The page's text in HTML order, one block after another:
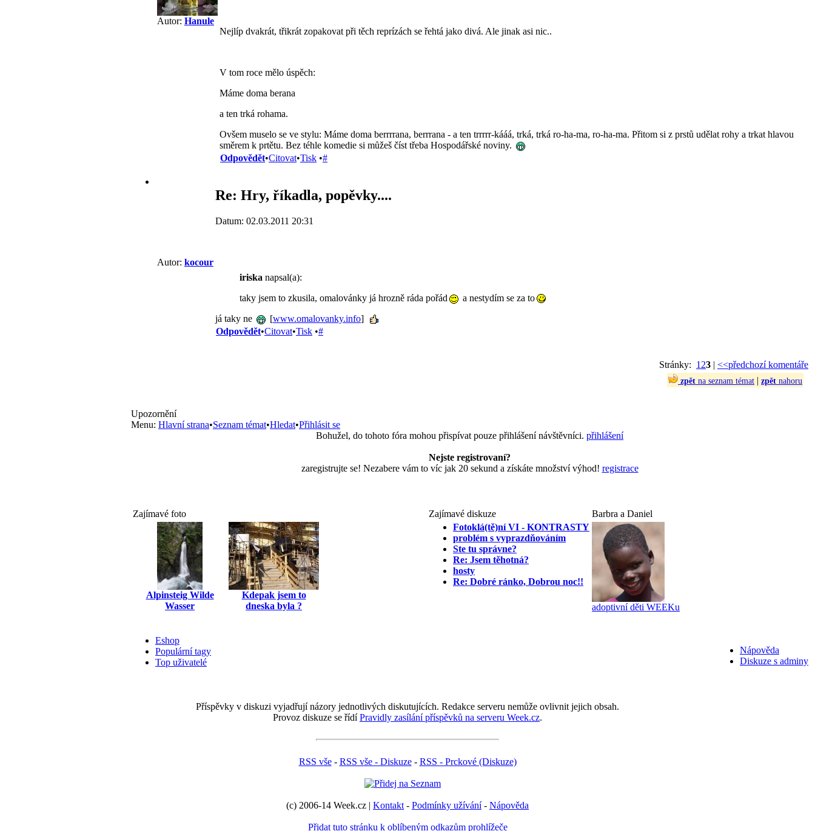
Autor: Hanule
Nejlíp dvakrát, třikrát zopakovat při těch reprízách se řehtá jako divá. Ale jinak asi nic..
V tom roce mělo úspěch:
Máme doma berana
a ten trká rohama.
Ovšem muselo se ve stylu: Máme doma berrrrana, berrrana - a ten trrrrr-kááá, trká, trká ro-ha-ma, ro-ha-ma. Přitom si z prstů udělat rohy a trkat hlavou
směrem k prtětu. Bez téhle komedie si můžeš číst třeba Hospodářské noviny.
Odpovědět•Citovat•Tisk •#
Autor: kocour
Re: Hry, říkadla, popěvky....
Datum: 02.03.2011 20:31
iriska napsal(a):
taky jsem to zkusila, omalovánky já hrozně ráda pořád
a nestydím se za to
já taky ne
[www.omalovanky.info]
Odpovědět•Citovat•Tisk •#
Stránky: 1 23 | <<předchozí komentáře
zpět na seznam témat | zpět nahoru
Upozornění
Menu: Hlavní strana•Seznam témat•Hledat•Přihlásit se
Bohužel, do tohoto fóra mohou přispívat pouze přihlášení návštěvníci. přihlášení
Nejste registrovaní?
zaregistrujte se! Nezabere vám to víc jak 20 sekund a získáte množství výhod! registrace
Zajímavé foto Zajímavé diskuze Barbra a Daniel
Alpinsteig Wilde
Wasser
Kdepak jsem to
dneska byla ?
Fotoklá(tě)ní VI - KONTRASTY
problém s vyprazdňováním
Ste tu správne?
Re: Jsem těhotná?
hosty
Re: Dobré ránko, Dobrou noc!!
adoptivní děti WEEKu
Nápověda
Diskuze s adminy
Eshop
Populární tagy
Top uživatelé
Příspěvky v diskuzi vyjadřují názory jednotlivých diskutujících. Redakce serveru nemůže ovlivnit jejich obsah.
Provoz diskuze se řídíPravidly zasílání příspěvků na serveru Week.cz.
RSS vše- RSS vše - Diskuze- RSS - Prckové (Diskuze)
(c) 2006-14 Week.cz | Kontakt - Podmínky užívání- Nápověda
Přidat tuto stránku k oblíbeným odkazům prohlížeče